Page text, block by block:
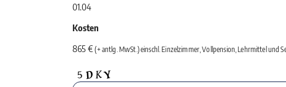
01.04
Kosten
865 € (+ antlg. MwSt.) einschl. Einzelzimmer, Vollpension, Lehrmittel und